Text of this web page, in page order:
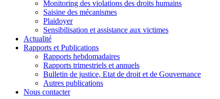
Monitoring des violations des droits humains
Saisine des mécanismes
Plaidoyer
Sensibilisation et assistance aux victimes
Actualité
Rapports et Publications
Rapports hebdomadaires
Rapports trimestriels et annuels
Bulletin de justice, Etat de droit et de Gouvernance
Autres publications
Nous contacter